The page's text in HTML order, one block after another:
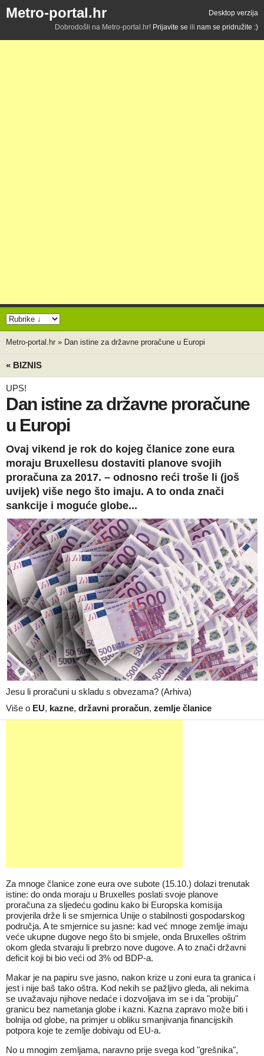
Metro-portal.hr
Desktop verzija
Dobrodošli na Metro-portal.hr! Prijavite se ili nam se pridružite :)
Metro-portal.hr » Dan istine za državne proračune u Europi
« BIZNIS
UPS!
Dan istine za državne proračune
u Europi
Ovaj vikend je rok do kojeg članice zone eura
moraju Bruxellesu dostaviti planove svojih
proračuna za 2017. – odnosno reći troše li (još
uvijek) više nego što imaju. A to onda znači
sankcije i moguće globe...
Jesu li proračuni u skladu s obvezama? (Arhiva)
Više o EU, kazne, državni proračun, zemlje članice
Za mnoge članice zone eura ove subote (15.10.) dolazi trenutak
istine: do onda moraju u Bruxelles poslati svoje planove
proračuna za sljedeću godinu kako bi Europska komisija
provjerila drže li se smjernica Unije o stabilnosti gospodarskog
područja. A te smjernice su jasne: kad već mnoge zemlje imaju
veće ukupne dugove nego što bi smjele, onda Bruxelles oštrim
okom gleda stvaraju li prebrzo nove dugove. A to znači državni
deficit koji bi bio veći od 3% od BDP-a.
Makar je na papiru sve jasno, nakon krize u zoni eura ta granica i
jest i nije baš tako oštra. Kod nekih se pažljivo gleda, ali nekima
se uvažavaju njihove nedaće i dozvoljava im se i da "probiju"
granicu bez nametanja globe i kazni. Kazna zapravo može biti i
bolnija od globe, na primjer u obliku smanjivanja financijskih
potpora koje te zemlje dobivaju od EU-a.
No u mnogim zemljama, naravno prije svega kod "grešnika",